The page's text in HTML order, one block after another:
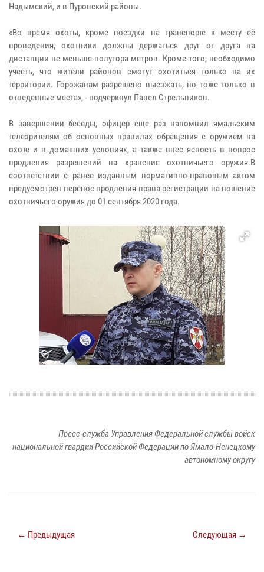
Надымский, и в Пуровский районы.
«Во время охоты, кроме поездки на транспорте к месту её
проведения, охотники должны держаться друг от друга на
дистанции не меньше полутора метров. Кроме того, необходимо
учесть, что жители районов смогут охотиться только на их
территории. Горожанам разрешено выезжать, но тоже только в
отведенные места», - подчеркнул Павел Стрельников.
В завершении беседы, офицер еще раз напомнил ямальским
телезрителям об основных правилах обращения с оружием на
охоте и в домашних условиях, а также внес ясность в вопрос
продления разрешений на хранение охотничьего оружия.В
соответствии с ранее изданным нормативно-правовым актом
предусмотрен перенос продления права регистрации на ношение
охотничьего оружия до 01 сентября 2020 года.
Пресс-служба Управления Федеральной службы войск
национальной гвардии Российской Федерации по Ямало-Ненецкому
автономному округу
← Предыдущая Следующая →